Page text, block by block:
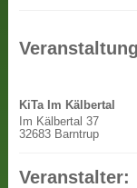
KiTa Im Kälbertal
Im Kälbertal 37
32683 Barntrup
Veranstalter: